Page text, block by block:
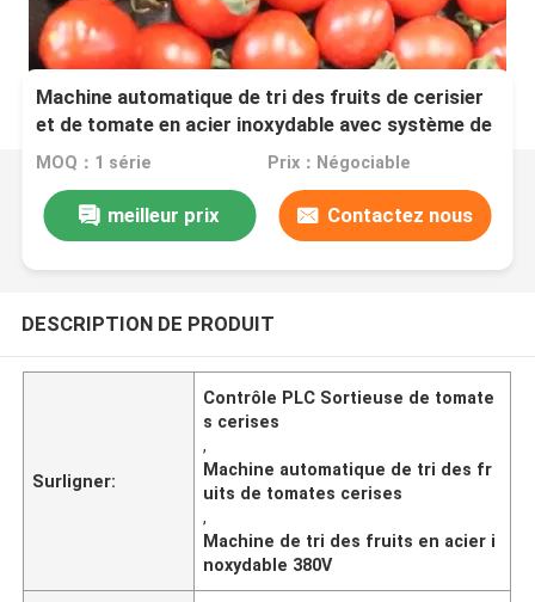
Machine automatique de tri des fruits de cerisier
et de tomate en acier inoxydable avec système de
contrôle PLC
MOQ：1 série Prix：Négociable
meilleur prix Contactez nous
DESCRIPTION DE PRODUIT
Surligner:
Contrôle PLC Sortieuse de tomate
s cerises
,
Machine automatique de tri des fr
uits de tomates cerises
,
Machine de tri des fruits en acier i
noxydable 380V